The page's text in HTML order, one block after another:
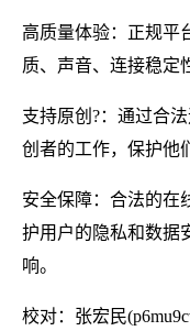
高质量体验：正规平
质、声音、连接稳定
支持原创?：通过合
创者的工作，保护他
安全保障：合法的在
护用户的隐私和数据
响。
校对：张宏民